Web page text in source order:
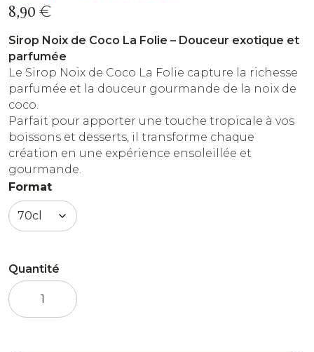
8,90 €
Sirop Noix de Coco La Folie – Douceur exotique et
parfumée
Le Sirop Noix de Coco La Folie capture la richesse
parfumée et la douceur gourmande de la noix de
coco.
Parfait pour apporter une touche tropicale à vos
boissons et desserts, il transforme chaque
création en une expérience ensoleillée et
gourmande.
Format
Quantité
quantité
de
Sirop